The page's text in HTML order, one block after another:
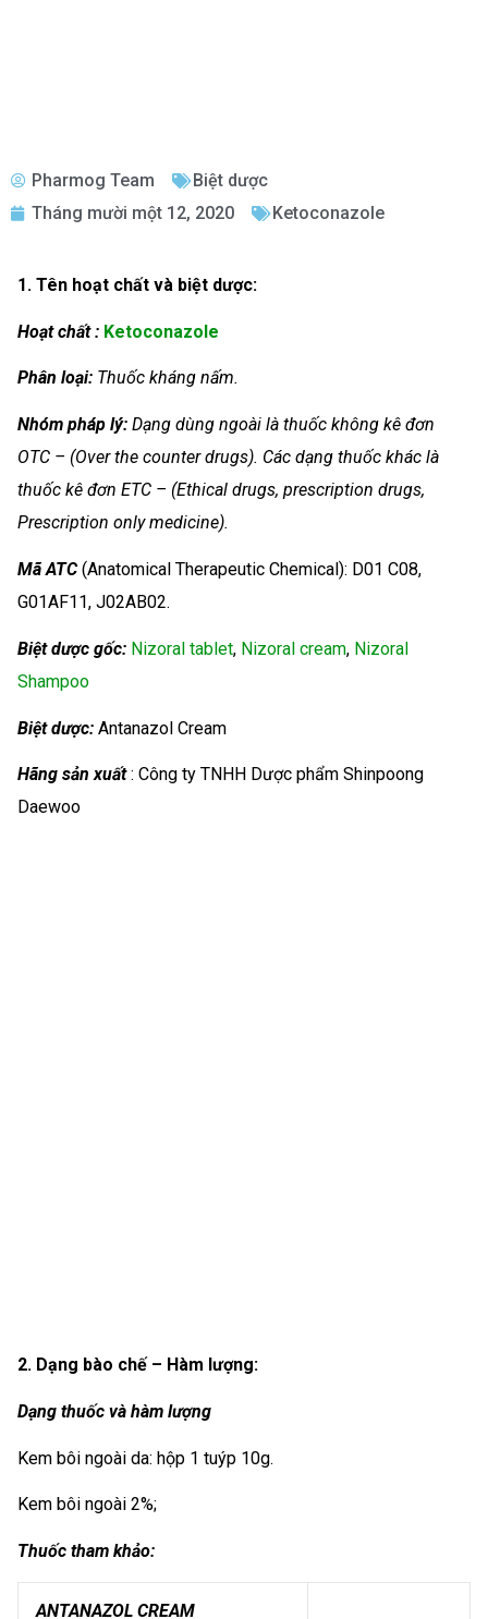
Pharmog Team
Biệt dược
Tháng mười một 12, 2020
Ketoconazole
1. Tên hoạt chất và biệt dược:
Hoạt chất : Ketoconazole
Phân loại: Thuốc kháng nấm.
Nhóm pháp lý: Dạng dùng ngoài là thuốc không kê đơn
OTC – (Over the counter drugs). Các dạng thuốc khác là
thuốc kê đơn ETC – (Ethical drugs, prescription drugs,
Prescription only medicine).
Mã ATC(Anatomical Therapeutic Chemical): D01 C08,
G01AF11, J02AB02.
Biệt dược gốc: Nizoral tablet, Nizoral cream, Nizoral
Shampoo
Biệt dược: Antanazol Cream
Hãng sản xuất: Công ty TNHH Dược phẩm Shinpoong
Daewoo
2. Dạng bào chế – Hàm lượng:
Dạng thuốc và hàm lượng
Kem bôi ngoài da: hộp 1 tuýp 10g.
Kem bôi ngoài 2%;
Thuốc tham khảo:
ANTANAZOL CREAM